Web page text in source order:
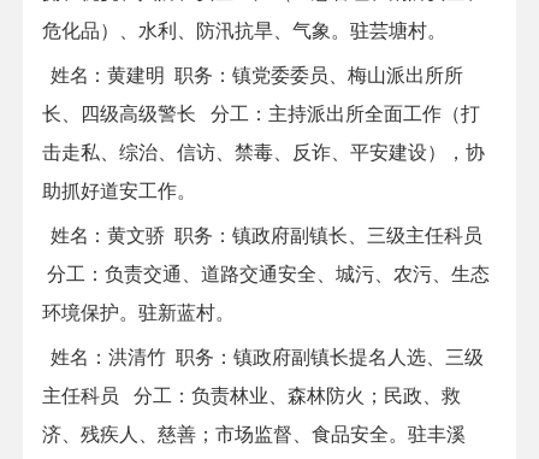
危化品）、水利、防汛抗旱、气象。驻芸塘村。
姓名： 黄建明 职务： 镇党委委员、梅山派出所所
长、 四级高级警长 分工 ： 主持派出所全面工作（打
击走私、综治、信访、禁毒、反诈、平安建设），协
助抓好道安工作。
姓名： 黄文骄 职务： 镇政府副镇长、 三级主任科员
分工 ： 负责交通、道路交通安全、城污、农污、生态
环境保护。驻新蓝村。
姓名：洪清竹 职务：镇政府副镇长提名人选、三级
主任科员
分工 ： 负责林业、森林防火；民政、救
济、残疾人、慈善；市场监督、食品安全。驻丰溪